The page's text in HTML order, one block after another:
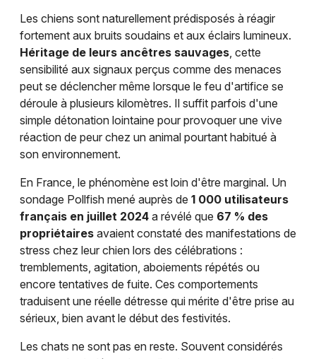
Mon email
Je m'abonne
Les chiens sont naturellement prédisposés à réagir
fortement aux bruits soudains et aux éclairs lumineux.
Héritage de leurs ancêtres sauvages , cette
sensibilité aux signaux perçus comme des menaces
peut se déclencher même lorsque le feu d'artifice se
déroule à plusieurs kilomètres. Il suffit parfois d'une
simple détonation lointaine pour provoquer une vive
réaction de peur chez un animal pourtant habitué à
son environnement.
En France, le phénomène est loin d'être marginal. Un
sondage Pollfish mené auprès de 1 000 utilisateurs
français en juillet 2024 a révélé que 67 % des
propriétaires avaient constaté des manifestations de
stress chez leur chien lors des célébrations :
tremblements, agitation, aboiements répétés ou
encore tentatives de fuite. Ces comportements
traduisent une réelle détresse qui mérite d'être prise au
sérieux, bien avant le début des festivités.
Les chats ne sont pas en reste. Souvent considérés